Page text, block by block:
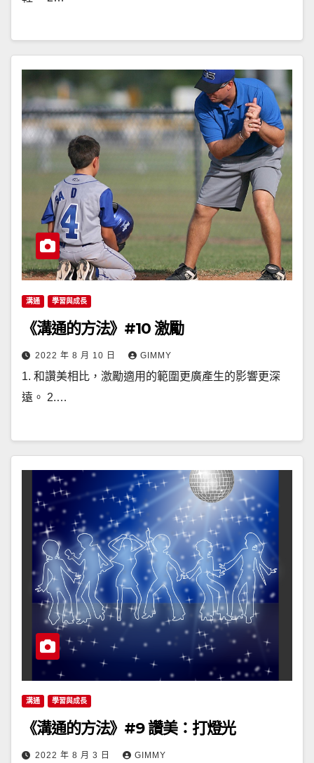
溝通 學習與成長
《溝通的方法》#10 激勵
2022 年 8 月 10 日 GIMMY
1. 和讚美相比，激勵適用的範圍更廣產生的影響更深
遠。 2.…
溝通 學習與成長
《溝通的方法》#9 讚美：打燈光
2022 年 8 月 3 日 GIMMY